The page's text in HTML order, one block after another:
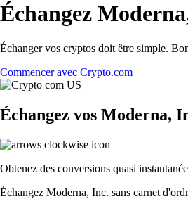
Échangez
Échanger vos cryptos doit être simple.
Commencer avec Crypto.com
Échangez vos Moderna,
Obtenez des conversions quasi
Échangez Moderna, Inc. sans carnet